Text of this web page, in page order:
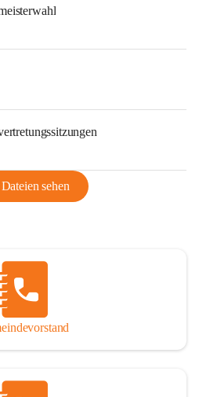
sehen